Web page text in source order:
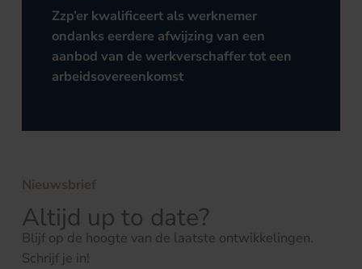
Zzp’er kwalificeert als werknemer
ondanks eerdere afwijzing van een
aanbod van de werkverschaffer tot een
arbeidsovereenkomst
Nieuwsbrief
Altijd up to date?
Blijf op de hoogte van de laatste ontwikkelingen.
Schrijf je in!